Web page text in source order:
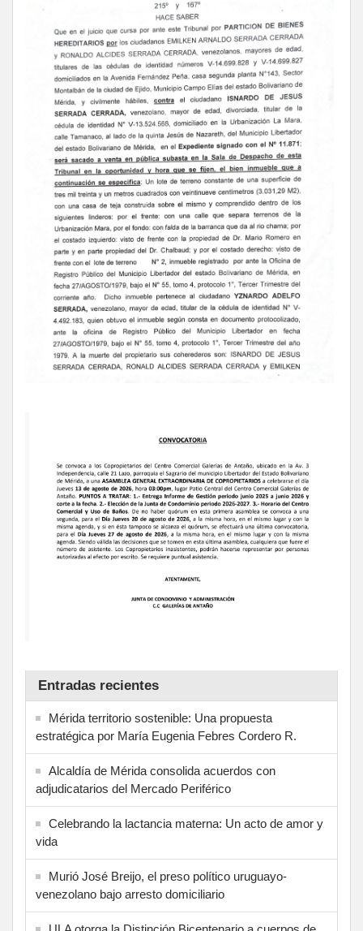
Entradas recientes
Mérida territorio sostenible: Una propuesta
estratégica por María Eugenia Febres Cordero R.
Alcaldía de Mérida consolida acuerdos con
adjudicatarios del Mercado Periférico
Celebrando la lactancia materna: Un acto de amor y
vida
Murió José Breijo, el preso político uruguayo-
venezolano bajo arresto domiciliario